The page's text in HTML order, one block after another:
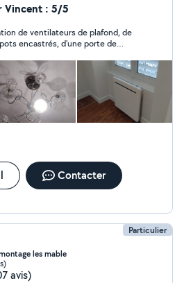
je propose une large gamme
à vos besoins en bricolage,
Sérieux, réactif , je suis
de qualité chez vous. Que
changement de votre
necessité de rénovation, je suis
à me solliciter services
, suspensions, luminaires
de porte, petits
Vincent : 5/5
de ventilateurs de plafond, de
encastrés, d'une porte de
clairs et honnêtes. Il est
pour équiper ou aménager. je
et referai appel à lui.
Contacter
Particulier
les mable
avis)